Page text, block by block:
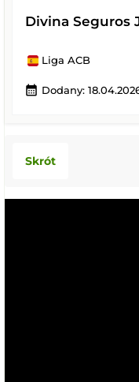
Divina Seguros
Liga ACB
calendar_month Dodany:
Skrót